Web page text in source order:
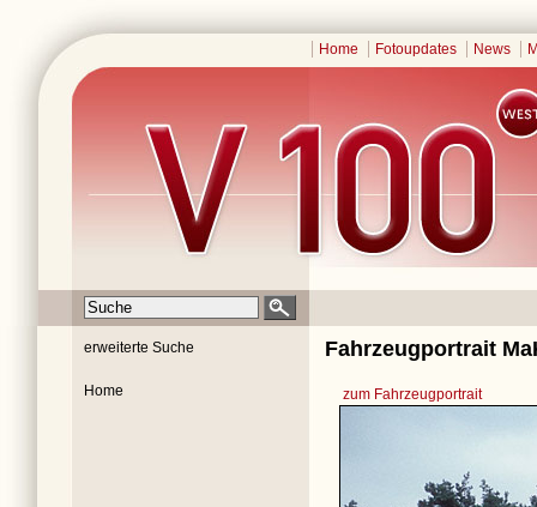
Home Fotoupdates News
erweiterte Suche
Home
Fahrzeugportrait
zum Fahrzeugportrait